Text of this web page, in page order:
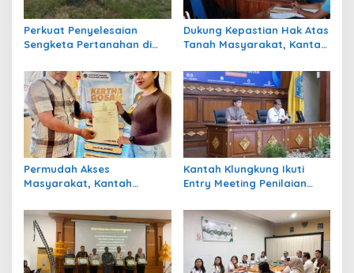
Perkuat Penyelesaian
Sengketa Pertanahan di
Klungkung Gelar Penelitian
Lapangan
Dukung Kepastian Hak Atas
Tanah Masyarakat, Kantah
Panitia A di Desa Klumpu
Permudah Akses
Masyarakat, Kantah
Berbagai Layanan di
Inovasi Kerthagosa
Kantah Klungkung Ikuti
Entry Meeting Penilaian
Penyelenggaraan
Pelayanan Publik 2026